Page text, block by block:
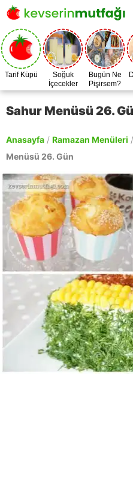
Tarif Küpü
Soğuk
İçecekler
Bugün Ne
Pişirsem?
Sahur Menüsü 26.
Anasayfa / Ramazan Menüleri /
Menüsü 26. Gün